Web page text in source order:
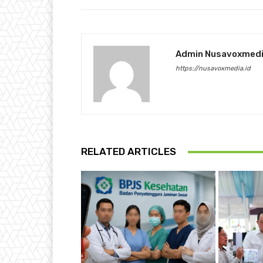
Admin
https://nusavoxmedia.id
RELATED ARTICLES